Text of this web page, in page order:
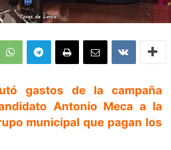
gastos de la campaña
Antonio Meca a la
municipal que pagan los